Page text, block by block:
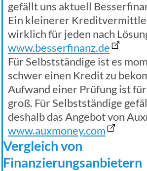
gefällt uns aktuell
Ein kleinerer
wirklich für jeden nach
www.besserfinanz.de
Für Selbstständige ist es
schwer einen Kredit zu
Aufwand einer Prüfung ist
groß. Für Selbstständige
deshalb das Angebot von
www.auxmoney.com
Vergleich von
Finanzierungsanbietern